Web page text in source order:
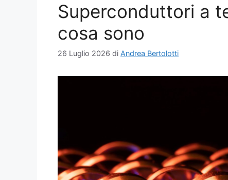
Superconduttori a
cosa sono
26 Luglio 2026 di Andrea Bertolotti